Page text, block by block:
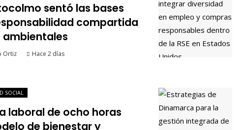
sentó las bases
compartida
ambientales
Ortiz Hace 2 días
SOCIAL
laboral de ocho horas
de bienestar y